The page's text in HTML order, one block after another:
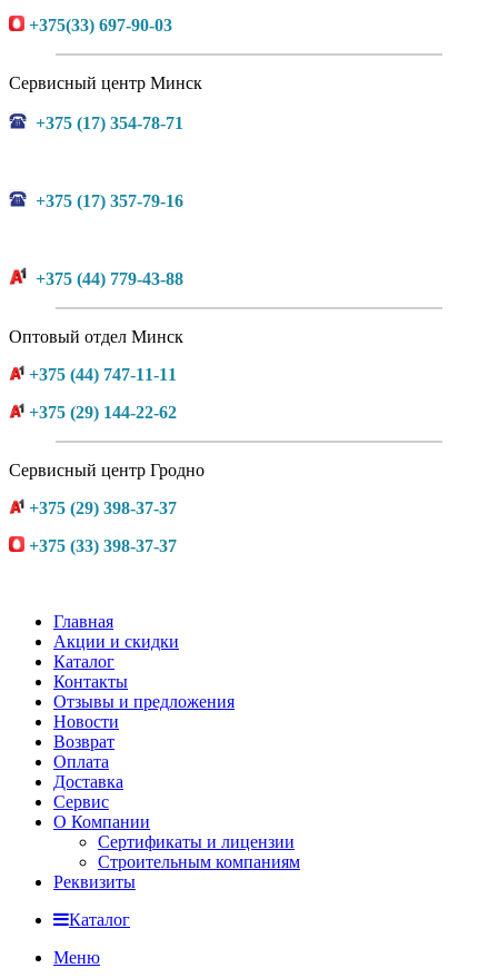
+375(33) 697-90-03
Сервисный центр Минск
+375 (17) 354-78-71
+375 (17) 357-79-16
+375 (44) 779-43-88
Оптовый отдел Минск
+375 (44) 747-11-11
+375 (29) 144-22-62
Сервисный центр Гродно
+375 (29) 398-37-37
+375 (33) 398-37-37
Главная
Акции и скидки
Каталог
Контакты
Отзывы и предложения
Новости
Возврат
Оплата
Доставка
Сервис
О Компании
Сертификаты и лицензии
Строительным компаниям
Реквизиты
Каталог
Меню